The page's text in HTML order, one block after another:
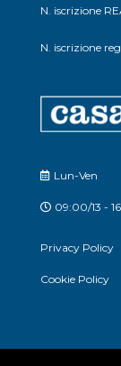
N. iscrizione
N. iscrizione
Lun-Ven
09:00/13 -
Privacy Policy
Cookie Policy